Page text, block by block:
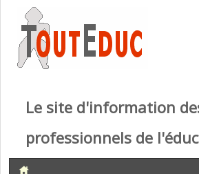
Le site d'information
professionnels de